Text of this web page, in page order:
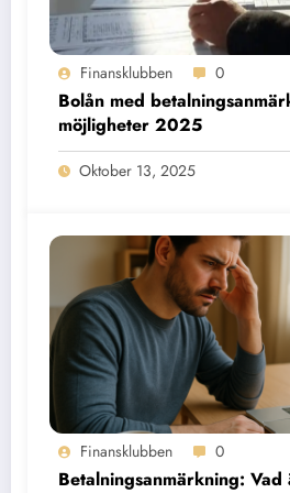
Finansklubben 0
Bolån med
möjligheter 2025
Oktober 13, 2025
Finansklubben 0
Betalningsanmärkning: